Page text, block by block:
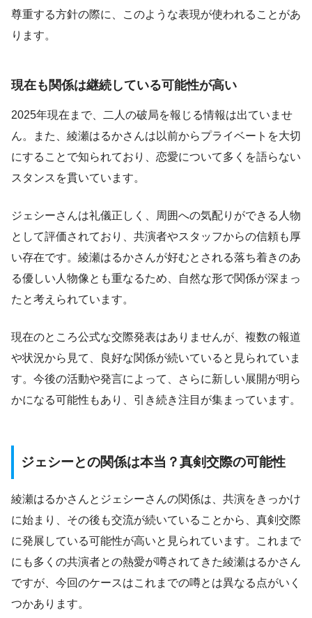
尊重する方針の際に、このような表現が使われることがあ
ります。
現在も関係は継続している可能性が高い
2025年現在まで、二人の破局を報じる情報は出ていませ
ん。また、綾瀬はるかさんは以前からプライベートを大切
にすることで知られており、恋愛について多くを語らない
スタンスを貫いています。
ジェシーさんは礼儀正しく、周囲への気配りができる人物
として評価されており、共演者やスタッフからの信頼も厚
い存在です。綾瀬はるかさんが好むとされる落ち着きのあ
る優しい人物像とも重なるため、自然な形で関係が深まっ
たと考えられています。
現在のところ公式な交際発表はありませんが、複数の報道
や状況から見て、良好な関係が続いていると見られていま
す。今後の活動や発言によって、さらに新しい展開が明ら
かになる可能性もあり、引き続き注目が集まっています。
ジェシーとの関係は本当？真剣交際の可能性
綾瀬はるかさんとジェシーさんの関係は、共演をきっかけ
に始まり、その後も交流が続いていることから、真剣交際
に発展している可能性が高いと見られています。これまで
にも多くの共演者との熱愛が噂されてきた綾瀬はるかさん
ですが、今回のケースはこれまでの噂とは異なる点がいく
つかあります。